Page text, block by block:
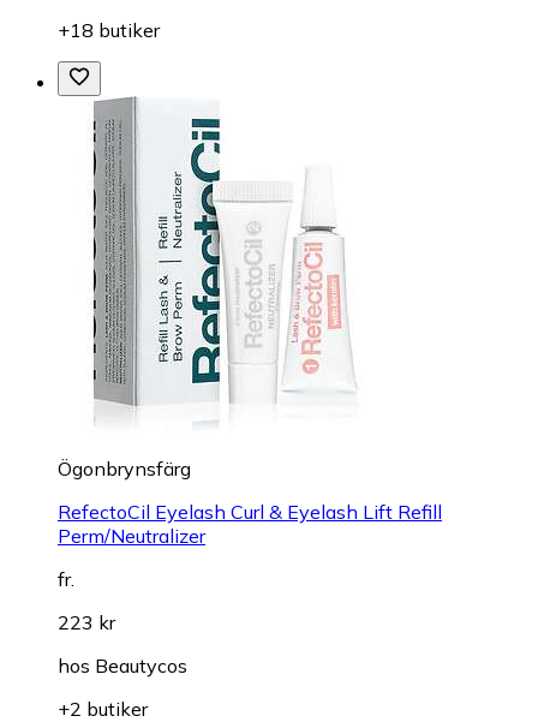
+18 butiker
Ögonbrynsfärg
RefectoCil Eyelash Curl & Eyelash Lift Refill
Perm/Neutralizer
fr.
223 kr
hos Beautycos
+2 butiker